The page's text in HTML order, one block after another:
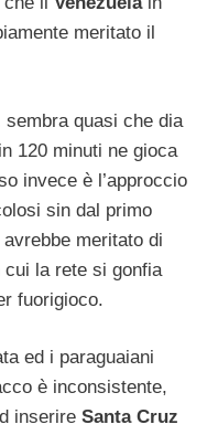
meritato il
sembra quasi che dia
120 minuti ne gioca
invece è l’approccio
sin dal primo
meritato di
cui la rete si gonfia
fuorigioco.
ed i paraguaiani
è inconsistente,
inserire Santa Cruz